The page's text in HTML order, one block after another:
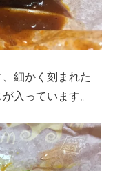
細かく刻まれた
入っています。